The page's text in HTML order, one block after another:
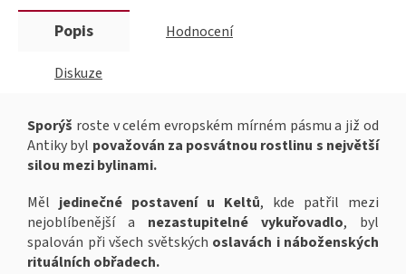
Popis Hodnocení
Diskuze
Sporýš roste v celém evropském mírném pásmu a již od
Antiky byl považován za posvátnou rostlinu s největší
silou mezibylinami.
Měljedinečné postavení u Keltů, kde patřil mezi
nejoblíbenější a nezastupitelné vykuřovadlo, byl
spalován při všech světských oslavách i náboženských
rituálních obřadech.